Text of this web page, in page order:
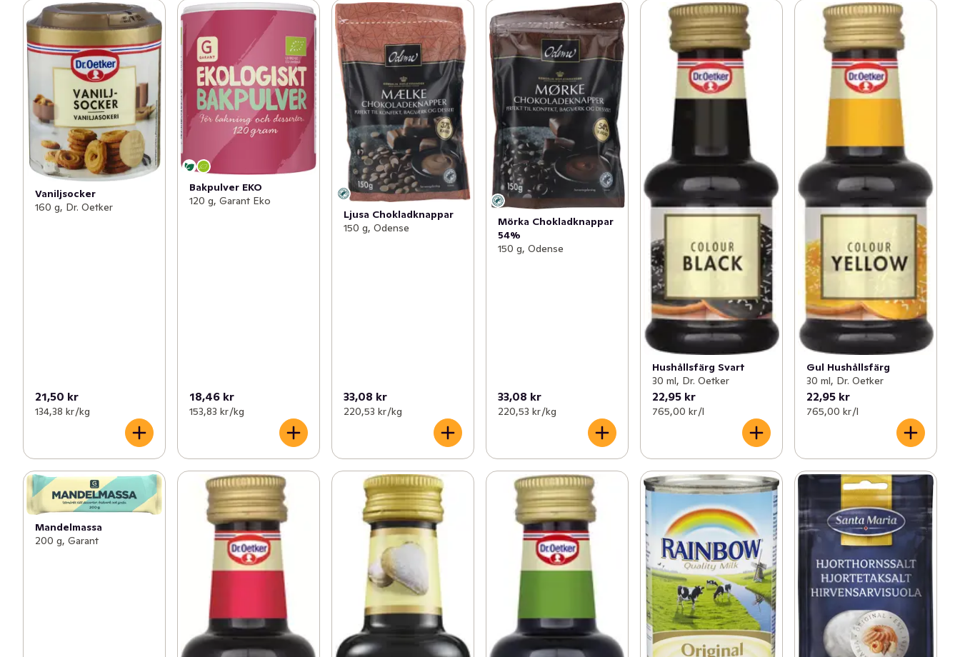
Vaniljsocker
160 g, Dr. Oetker
21,50 kr
134,38 kr /kg
Bakpulver EKO
120 g, Garant Eko
18,46 kr
153,83 kr /kg
Ljusa Chokladknappar
150 g, Odense
33,08 kr
220,53 kr /kg
Mörka Chokladknappar
54%
150 g, Odense
33,08 kr
220,53 kr /kg
Hushållsfärg Svart
30 ml, Dr. Oetker
22,95 kr
765,00 kr /l
Gul Hushållsfärg
30 ml, Dr. Oetker
22,95 kr
765,00 kr /l
Mandelmassa
200 g, Garant